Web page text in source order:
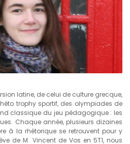
latine, de celui de culture grecque,
trophy sportif, des olympiades de
classique du jeu pédagogique : les
Chaque année, plusieurs dizaines
à la rhétorique se retrouvent pour y
de M. Vincent de Vos en 5T1, nous